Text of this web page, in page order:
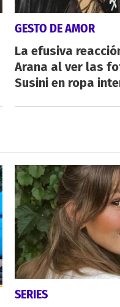
GESTO DE AMOR
La efusiva
Arana al ver las
Susini en ropa
SERIES